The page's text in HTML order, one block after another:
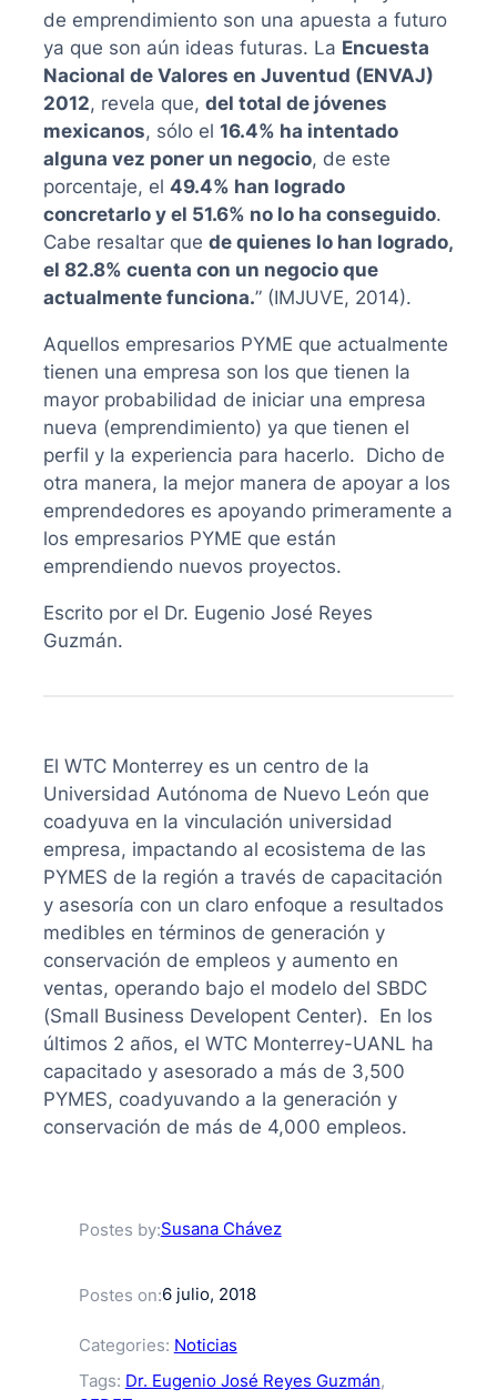
de emprendimiento son una apuesta a futuro
ya que son aún ideas futuras. La Encuesta
Nacional de Valores en Juventud (ENVAJ)
2012, revela que,del total de jóvenes
mexicanos, sólo el16.4% ha intentado
alguna vez poner un negocio, de este
porcentaje, el49.4% han logrado
concretarlo y el 51.6% no lo ha conseguido.
Cabe resaltar quede quienes lo han logrado,
el 82.8% cuenta con un negocio que
actualmente funciona.” (IMJUVE, 2014).
Aquellos empresarios PYME que actualmente
tienen una empresa son los que tienen la
mayor probabilidad de iniciar una empresa
nueva (emprendimiento) ya que tienen el
perfil y la experiencia para hacerlo. Dicho de
otra manera, la mejor manera de apoyar a los
emprendedores es apoyando primeramente a
los empresarios PYME que están
emprendiendo nuevos proyectos.
Escrito por el Dr. Eugenio José Reyes
Guzmán.
El WTC Monterrey es un centro de la
Universidad Autónoma de Nuevo León que
coadyuva en la vinculación universidad
empresa, impactando al ecosistema de las
PYMES de la región a través de capacitación
y asesoría con un claro enfoque a resultados
medibles en términos de generación y
conservación de empleos y aumento en
ventas, operando bajo el modelo del SBDC
(Small Business Developent Center). En los
últimos 2 años, el WTC Monterrey-UANL ha
capacitado y asesorado a más de 3,500
PYMES, coadyuvando a la generación y
conservación de más de 4,000 empleos.
Postes by:Susana Chávez
Postes on:6 julio, 2018
Categories: Noticias
Tags: Dr. Eugenio José Reyes Guzmán